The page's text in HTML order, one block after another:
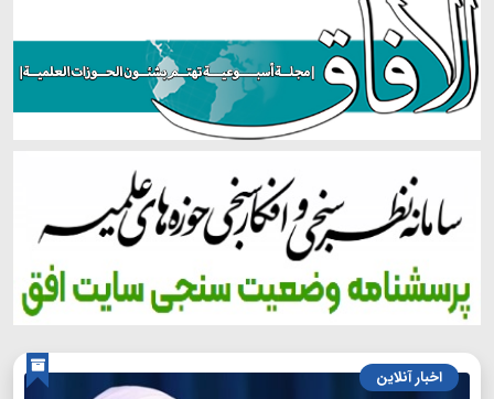
اخبار آنلاین